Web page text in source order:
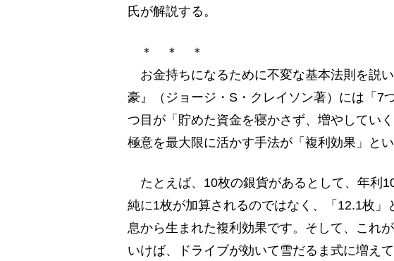
氏が解説する。
＊ ＊ ＊
お金持ちになるために不変な基本法則を説
豪』（ジョージ・S・クレイソン著）には「7
つ目が「貯めた資金を寝かさず、増やしてい
極意を最大限に活かす手法が「複利効果」とい
たとえば、10枚の銀貨があるとして、年利
純に1枚が加算されるのではなく、「12.1枚」
息から生まれた複利効果です。そして、これ
いけば、ドライブが効いて雪だるま式に増え